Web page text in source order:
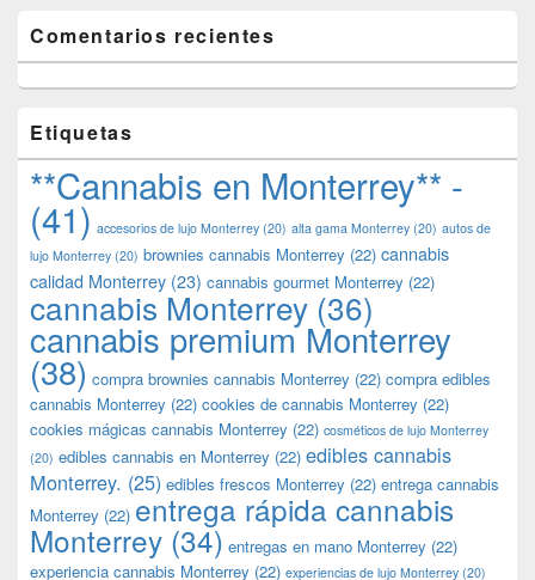
Comentarios recientes
Etiquetas
**Cannabis en Monterrey** -
(41) accesorios de lujo Monterrey (20) alta gama Monterrey (20) autos de
lujo Monterrey (20) brownies cannabis Monterrey (22) cannabis
calidad Monterrey (23) cannabis gourmet Monterrey (22)
cannabis Monterrey (36)
cannabis premium Monterrey
(38) compra brownies cannabis Monterrey (22) compra edibles
cannabis Monterrey (22) cookies de cannabis Monterrey (22)
cookies mágicas cannabis Monterrey (22) cosméticos de lujo Monterrey
(20) edibles cannabis en Monterrey (22) edibles cannabis
Monterrey. (25) edibles frescos Monterrey (22) entrega cannabis
Monterrey (22) entrega rápida cannabis
Monterrey (34) entregas en mano Monterrey (22)
experiencia cannabis Monterrey (22) experiencias de lujo Monterrey (20)